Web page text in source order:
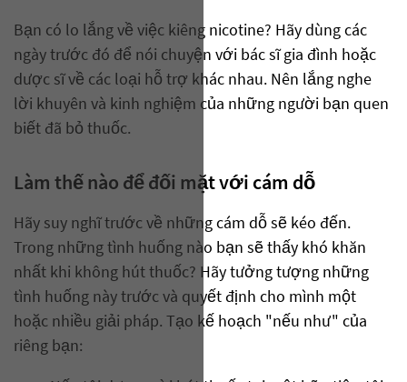
Bạn có lo lắng về việc kiêng nicotine? Hãy dùng các
ngày trước đó để nói chuyện với bác sĩ gia đình hoặc
dược sĩ về các loại hỗ trợ khác nhau. Nên lắng nghe
lời khuyên và kinh nghiệm của những người bạn quen
biết đã bỏ thuốc.
Làm thế nào để đối mặt với cám dỗ
Hãy suy nghĩ trước về những cám dỗ sẽ kéo đến.
Trong những tình huống nào bạn sẽ thấy khó khăn
nhất khi không hút thuốc? Hãy tưởng tượng những
tình huống này trước và quyết định cho mình một
hoặc nhiều giải pháp. Tạo kế hoạch "nếu như" của
riêng bạn: